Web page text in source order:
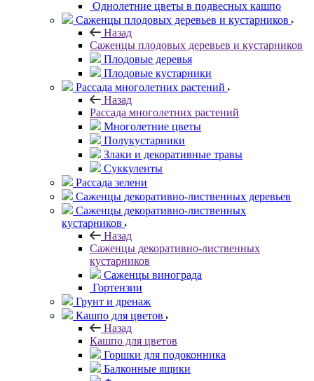
Однолетние цветы в подвесных кашпо
Саженцы плодовых деревьев и кустарников
Назад
Саженцы плодовых деревьев и кустарников
Плодовые деревья
Плодовые кустарники
Рассада многолетних растений
Назад
Рассада многолетних растений
Многолетние цветы
Полукустарники
Злаки и декоративные травы
Суккуленты
Рассада зелени
Саженцы декоративно-лиственных деревьев
Саженцы декоративно-лиственных
кустарников
Назад
Саженцы декоративно-лиственных
кустарников
Саженцы винограда
Гортензии
Грунт и дренаж
Кашпо для цветов
Назад
Кашпо для цветов
Горшки для подоконника
Балконные ящики